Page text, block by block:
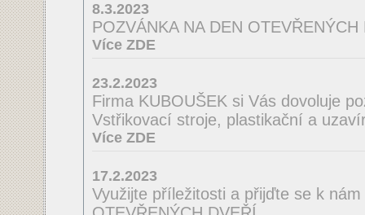
8.3.2023
POZVÁNKA NA DEN OTEVŘENÝCH
Více ZDE
23.2.2023
Firma KUBOUŠEK si Vás dovoluje
Vstřikovací stroje, plastikační a
Více ZDE
17.2.2023
Využijte příležitosti a přijďte se k